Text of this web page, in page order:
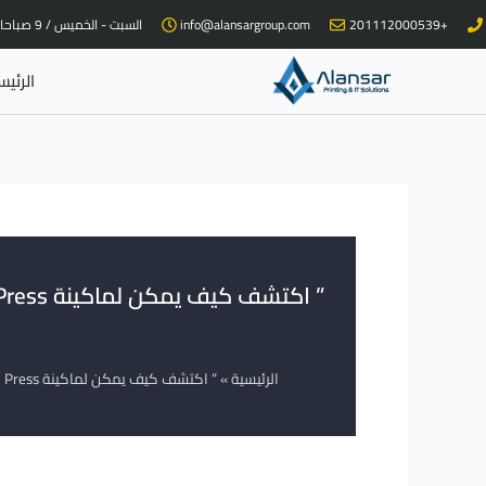
تخطي
إلى
+201112000539
info@alansargroup.com السبت - الخميس / 9 صباحا - 9 مساء
الرئيسية»” اكتشف كيف يمكن لماكينة Xerox Color J75 Press أن تحقق لك طباعة فائقة الجودة بأعلى معايير الأداء، مدعومة بأفضل خدمات الصيانة والدعم من شركة الأنصار “